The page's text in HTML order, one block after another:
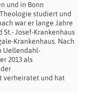
und in Bonn
studiert und
war er lange Jahre
Josef-Krankenhaus
Krankenhaus. Nach
Uellendahl-
2013 als
verheiratet und hat